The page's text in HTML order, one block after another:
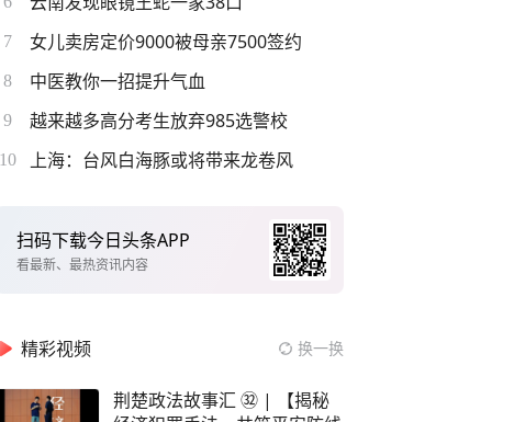
7 女儿卖房定价9000被母亲7500签约
8 中医教你一招提升气血
9 越来越多高分考生放弃985选警校
10 上海：台风白海豚或将带来龙卷风
扫码下载今日头条APP
看最新、最热资讯内容
精彩视频 换一换
荆楚政法故事汇 ㉜ | 【揭秘